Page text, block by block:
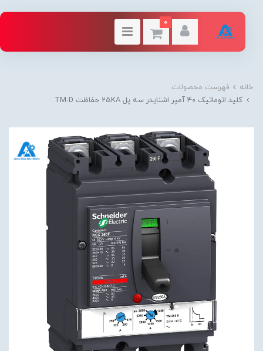
0
خانه
فهرست محصولات
کليد اتوماتیک 40 آمپر اشنایدر سه پل 25KA حفاظت TM-D